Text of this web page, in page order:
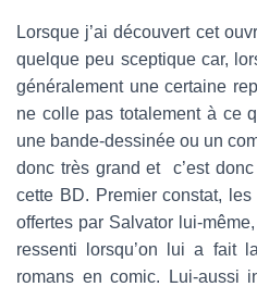
Lorsque j’ai découvert cet
quelque peu sceptique car,
généralement une certaine
ne colle pas totalement à ce
une bande-dessinée ou un
donc très grand et c’est
cette BD. Premier constat,
offertes par Salvator lui-
ressenti lorsqu’on lui a fait
romans en comic. Lui-aussi